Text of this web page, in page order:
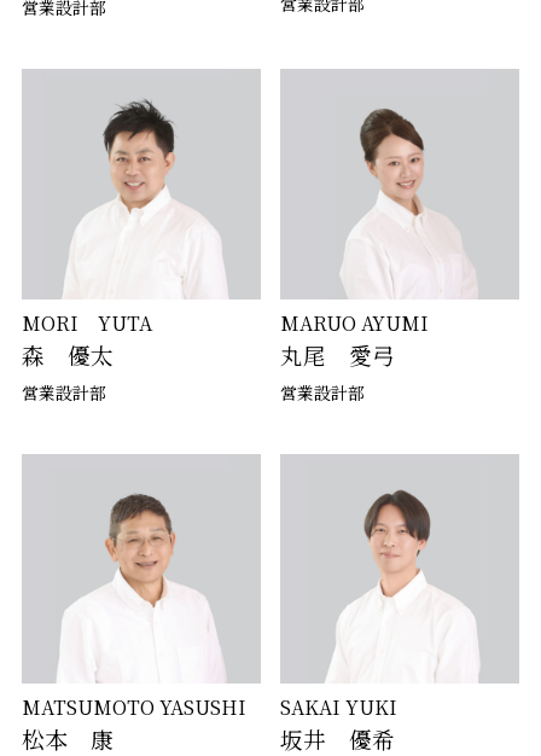
営業設計部
MORI YUTA
森 優太
営業設計部
MARUO AYUMI
丸尾 愛弓
営業設計部
MATSUMOTO YASUSHI
松本 康
SAKAI YUKI
坂井 優希